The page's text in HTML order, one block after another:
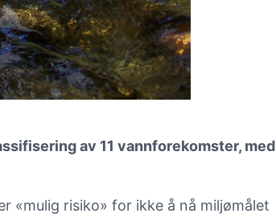
av 11 vannforekomster, med
«mulig risiko» for ikke å nå miljømålet